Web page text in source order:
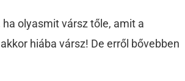
olyasmit vársz tőle, amit a
hiába vársz! De erről bővebben